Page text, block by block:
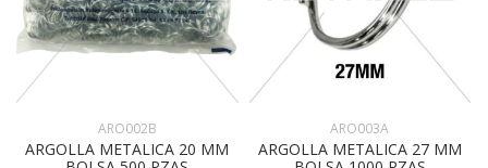
ARO002B
ARGOLLA METALICA 20 MM
ARO003A
ARGOLLA METALICA 27 MM